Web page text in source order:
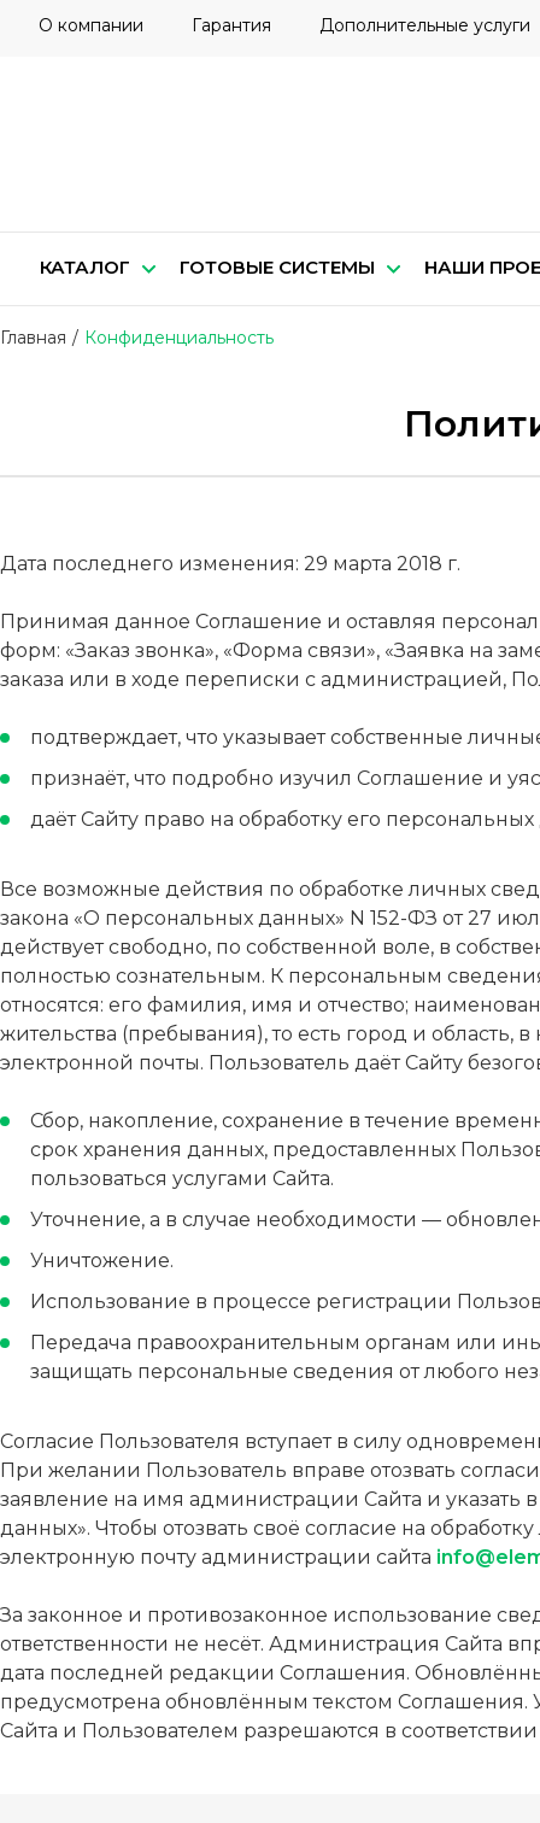
О компании Гарантия Дополнительные услуги
КАТАЛОГ ГОТОВЫЕ СИСТЕМЫ НАШИ
Главная / Конфиденциальность
Дата последнего изменения: 29 марта 2018 г.
Принимая данное Соглашение и оставляя
форм: «Заказ звонка», «Форма связи», «Заявка на
заказа или в ходе переписки с администрацией,
подтверждает, что указывает собственные
признаёт, что подробно изучил Соглашение и
даёт Сайту право на обработку его
Все возможные действия по обработке личных
закона «О персональных данных» N 152-ФЗ от 27
действует свободно, по собственной воле, в
полностью сознательным. К персональным
относятся: его фамилия, имя и отчество;
жительства (пребывания), то есть город и
электронной почты. Пользователь даёт Сайту
Сбор, накопление, сохранение в течение
срок хранения данных, предоставленных
пользоваться услугами Сайта.
Уточнение, а в случае необходимости —
Уничтожение.
Использование в процессе регистрации
Передача правоохранительным органам или
защищать персональные сведения от любого
Согласие Пользователя вступает в силу
При желании Пользователь вправе отозвать
заявление на имя администрации Сайта и указать
данных». Чтобы отозвать своё согласие на
электронную почту администрации сайта
За законное и противозаконное использование
ответственности не несёт. Администрация Сайта
дата последней редакции Соглашения.
предусмотрена обновлённым текстом
Сайта и Пользователем разрешаются в